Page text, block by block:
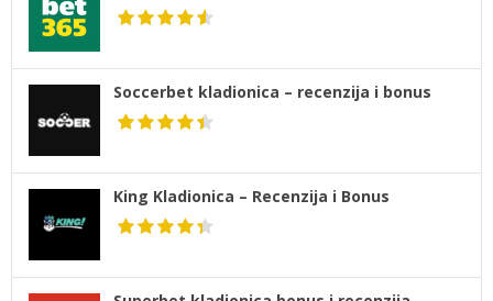
Soccerbet kladionica – recenzija i bonus
King Kladionica – Recenzija i Bonus